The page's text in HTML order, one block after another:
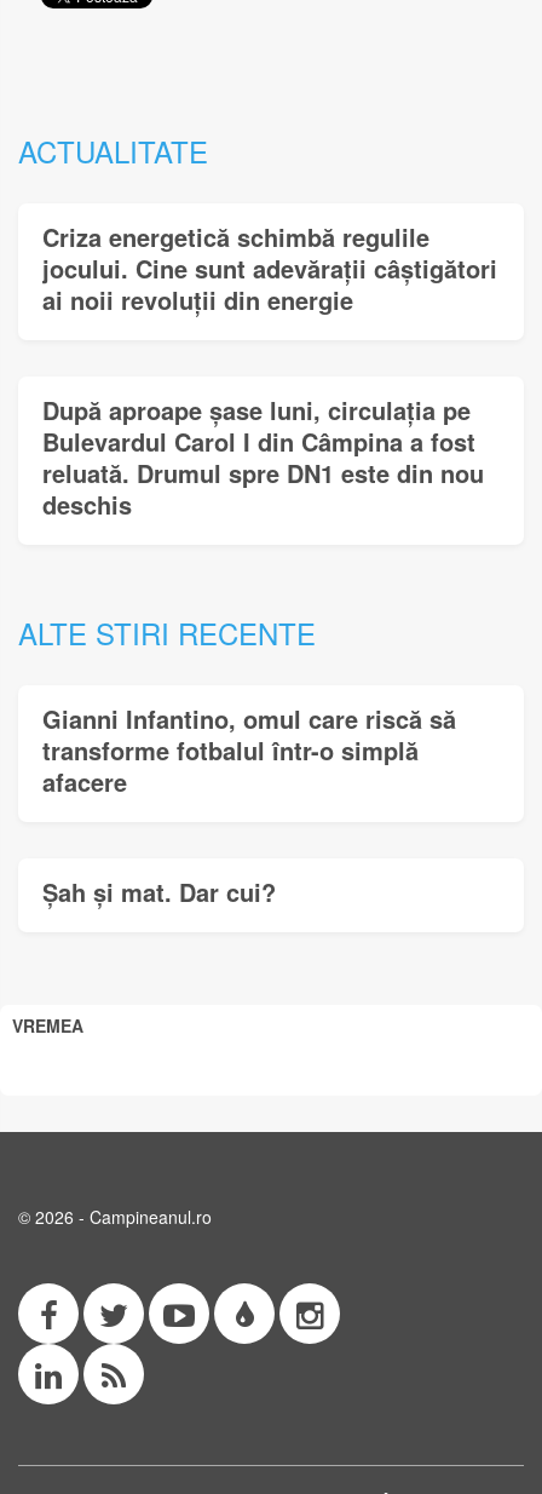
ACTUALITATE
Criza energetică schimbă regulile
jocului. Cine sunt adevărații câștigători
ai noii revoluții din energie
După aproape șase luni, circulația pe
Bulevardul Carol I din Câmpina a fost
reluată. Drumul spre DN1 este din nou
deschis
ALTE STIRI RECENTE
Gianni Infantino, omul care riscă să
transforme fotbalul într-o simplă
afacere
Șah și mat. Dar cui?
VREMEA
© 2026 - Campineanul.ro